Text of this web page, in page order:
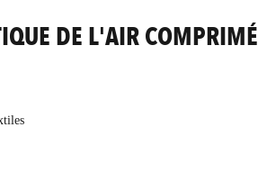
DE L'AIR COMPRIMÉ